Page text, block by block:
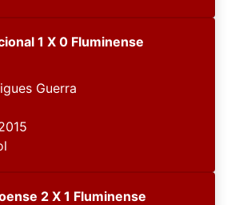
1 X 0 Fluminense
Guerra
2 X 1 Fluminense